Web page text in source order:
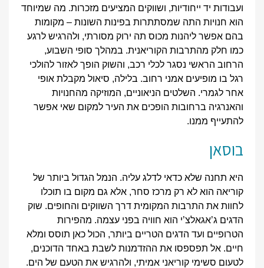
ועבודות יד ייחודיות, ושווקים המציעים מזכרות. מה שמיוחד
הוא חנויות התה שמסתתרות בפינות השונות – מקומות
בהם אפשר ליהנות מכוס תה ירוק מסורתי, ולהרגיש לרגע
כמו חלק מהתרבות הקוריאנית. במהלך סופי השבוע,
הרחוב הראשי נסגר לכלי רכב, והשוק הופך לאזור להולכי
רגל בו מופיעים אמני רחוב. בלילה, סיאול מקבלת אופי
אחר לגמרי. השלטים הניאוניים, המוזיקה מהחנויות
והאנרגיה ברחובות הופכים את העיר למקום שאי אפשר
להתעייף ממנו.
בוסאן
היא תחנה שלא כדאי לדלג עליה. הנמל הגדול ביותר של
קוריאה הוא לא רק מרכז סחר, אלא גם מקום בו תוכלו
לחוות את התרבות המקומית דרך השווקים והחופים. שוק
הדגים ג’אגאלצ’י הוא חוויה בפני עצמה. מהפירות
הטרופיים ועד הדגים הטריים ביותר, הכול כאן תוסס ומלא
חיים. אל תפספסו את ההזדמנות לשבת באחד הדוכנים,
לטעום סשימי קוריאני אמיתי, ולהרגיש את הטעם של הים.